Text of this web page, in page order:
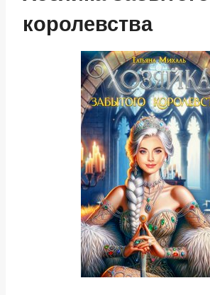
королевства